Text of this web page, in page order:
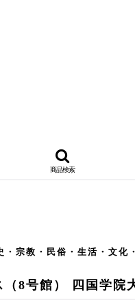
商品検索
・宗教・民俗・生活・文化
8号館） 四国学院